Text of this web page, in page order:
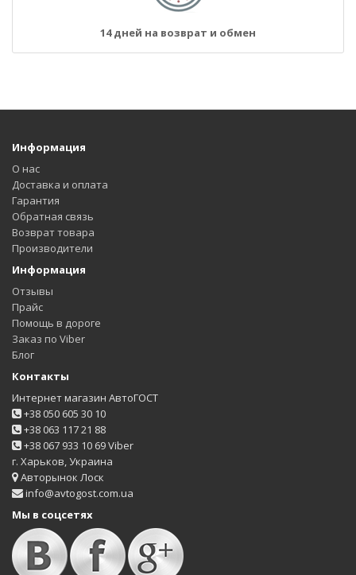
14 дней на возврат и обмен
Информация
О нас
Доставка и оплата
Гарантия
Обратная связь
Возврат товара
Производители
Информация
Отзывы
Прайс
Помощь в дороге
Заказ по Viber
Блог
Контакты
Интернет магазин АвтоГОСТ
+38 050 605 30 10
+38 063 117 21 88
+38 067 933 10 69 Viber
г. Харьков, Украина
Авторынок Лоск
info@avtogost.com.ua
Мы в соцсетях